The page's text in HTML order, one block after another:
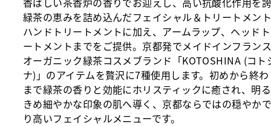
緑茶の恵みを詰め込んだフェイシャル＆トリートメン
ハンドトリートメントに加え、アームラップ、ヘッド
ートメントまでをご提供。京都発でメイドインフラン
オーガニック緑茶コスメブランド「KOTOSHINA (コト
ナ)」のアイテムを贅沢に7種使用します。初めから終
まで緑茶の香りと効能にホリスティックに癒され、明
きめ細やかな印象の肌へ導く、京都ならではの穏やか
り高いフェイシャルメニューです。